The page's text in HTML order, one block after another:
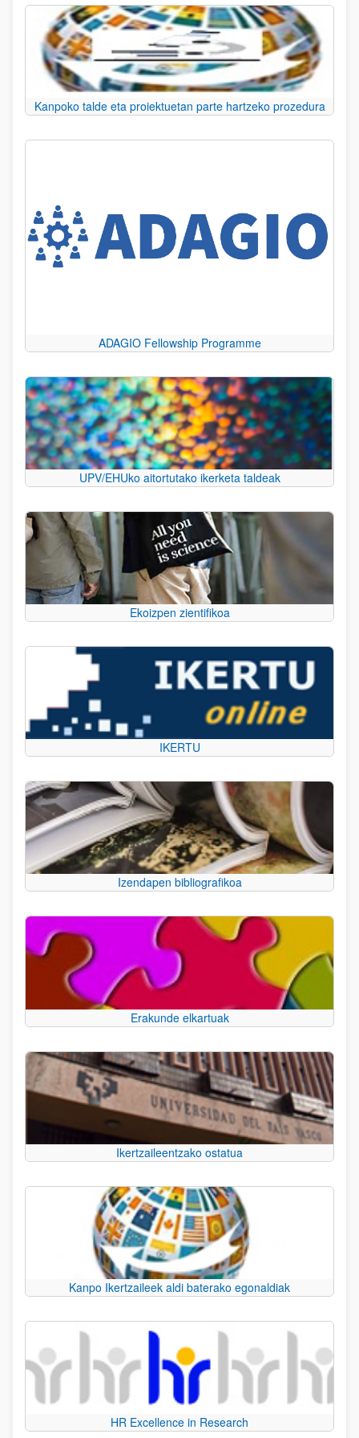
Kanpoko talde eta proiektuetan parte hartzeko prozedura
ADAGIO Fellowship Programme
UPV/EHUko aitortutako ikerketa taldeak
Ekoizpen zientifikoa
IKERTU
Izendapen bibliografikoa
Erakunde elkartuak
Ikertzaileentzako ostatua
Kanpo Ikertzaileek aldi baterako egonaldiak
HR Excellence in Research